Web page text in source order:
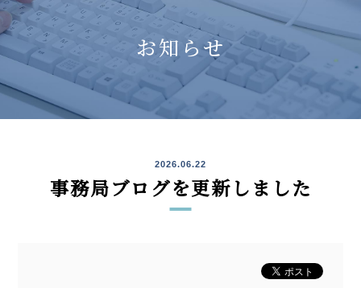
お知らせ
2026.06.22
事務局ブログを更新しました